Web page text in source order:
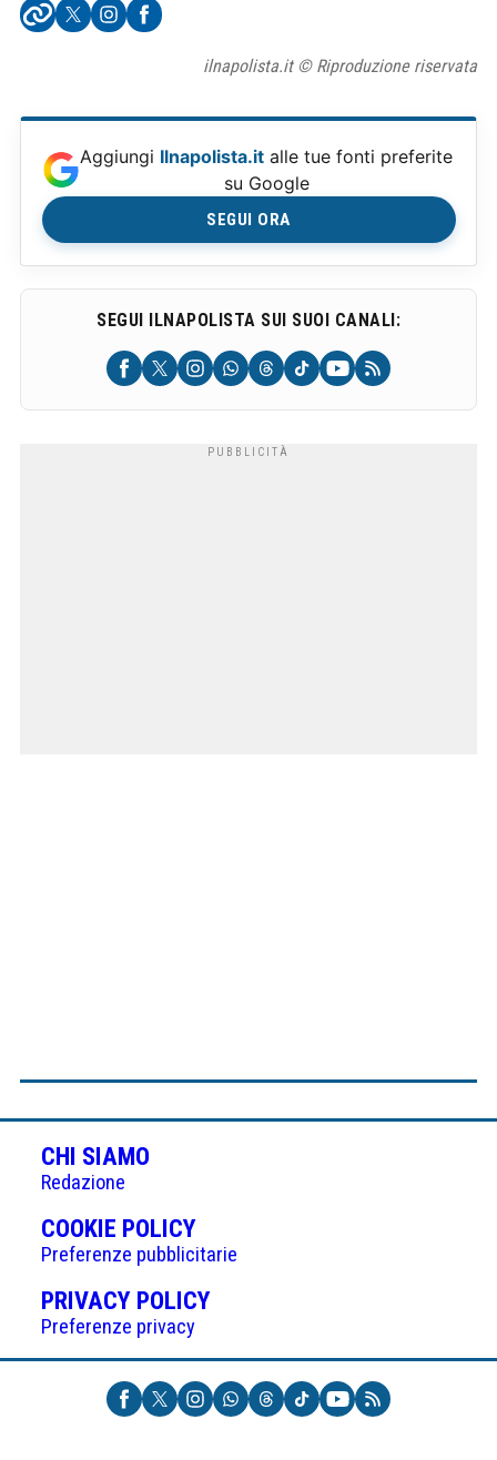
ilnapolista.it © Riproduzione riservata
Aggiungi Ilnapolista.it alle tue fonti preferite
su Google
SEGUI ORA
SEGUI ILNAPOLISTA SUI SUOI CANALI:
CHI SIAMO
Redazione
COOKIE POLICY(APRE
IN
UNA
NUOVA
Preferenze pubblicitarie
PRIVACY POLICY(APRE
UNA
NUOVA
SCHEDA)
Preferenze privacy